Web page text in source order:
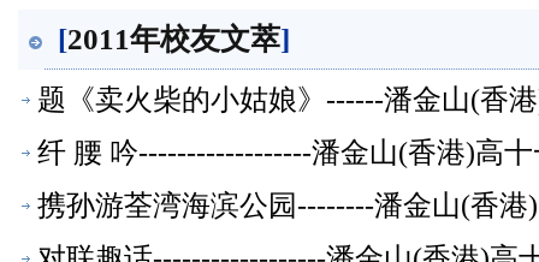
[2011年校友文萃]
题《卖火柴的小姑娘》------潘金山(香
纤 腰 吟------------------潘金山(香港)高
携孙游荃湾海滨公园--------潘金山(香